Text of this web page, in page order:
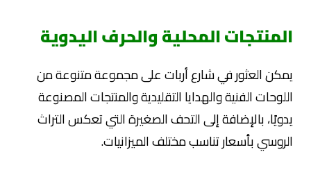
المنتجات المحلية والحرف اليدوية
يمكن العثور في شارع أربات على مجموعة متنوعة من
اللوحات الفنية والهدايا التقليدية والمنتجات المصنوعة
يدويًا، بالإضافة إلى التحف الصغيرة التي تعكس التراث
الروسي بأسعار تناسب مختلف الميزانيات.